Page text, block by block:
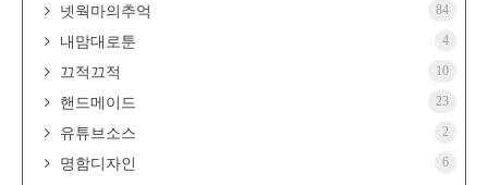
넷웍마의추억 84
내맘대로툰 4
끄적끄적 10
핸드메이드 23
유튜브소스 2
명함디자인 6